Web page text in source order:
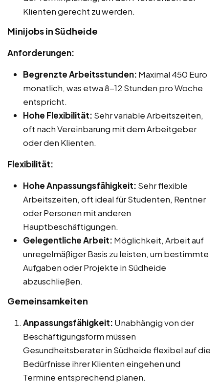
Klienten gerecht zu werden.
Minijobs in Südheide
Anforderungen:
Begrenzte Arbeitsstunden: Maximal 450 Euro
monatlich, was etwa 8-12 Stunden pro Woche
entspricht.
Hohe Flexibilität: Sehr variable Arbeitszeiten,
oft nach Vereinbarung mit dem Arbeitgeber
oder den Klienten.
Flexibilität:
Hohe Anpassungsfähigkeit: Sehr flexible
Arbeitszeiten, oft ideal für Studenten, Rentner
oder Personen mit anderen
Hauptbeschäftigungen.
Gelegentliche Arbeit: Möglichkeit, Arbeit auf
unregelmäßiger Basis zu leisten, um bestimmte
Aufgaben oder Projekte in Südheide
abzuschließen.
Gemeinsamkeiten
Anpassungsfähigkeit: Unabhängig von der
Beschäftigungsform müssen
Gesundheitsberater in Südheide flexibel auf die
Bedürfnisse ihrer Klienten eingehen und
Termine entsprechend planen.